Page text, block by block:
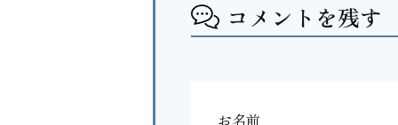
コメントを残す
お名前